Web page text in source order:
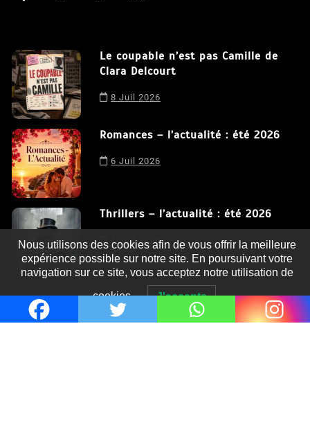
Le coupable n’est pas Camille de
Clara Delcourt
8 Juil 2026
Romances – l’actualité : été 2026
6 Juil 2026
Thrillers – l’actualité : été 2026
4 Juil 2026
Le coupable n’est pas Camille de
Nous utilisons des cookies afin de vous offrir la meilleure
expérience possible sur notre site. En poursuivant votre
navigation sur ce site, vous acceptez notre utilisation de
cookies. J'accepte